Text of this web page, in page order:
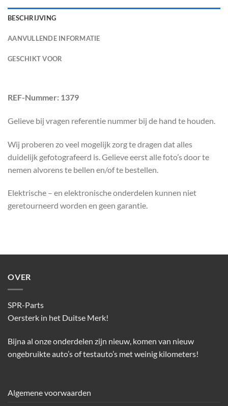
BESCHRIJVING
AANVULLENDE INFORMATIE
GESCHIKT VOOR
REF-Nummer: 1379
Gelieve bij vragen referentie nummer bij de hand te houden.
Wij proberen zo veel mogelijk zorg te dragen dat alles
duidelijk gefotografeerd is. Gelieve eerst alle foto’s door te
nemen alvorens te bellen en/of te bestellen.
Elektrische – en elektronische onderdelen kunnen niet
geretourneerd worden en geen garantie.
OVER
SPR-Parts
Oersterk in het Duitse Merk!
Bijna al onze onderdelen zijn nieuw, komen van nieuw
ongebruikte auto’s of testauto’s met weinig kilometers!
Algemene voorwaarden